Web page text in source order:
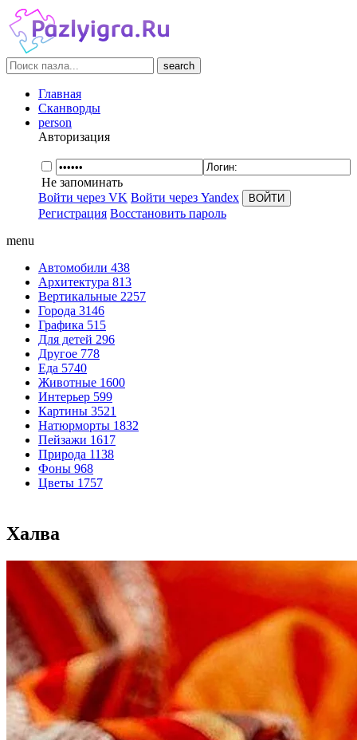
search
Главная
Сканворды
person
Авторизация
Не запоминать
Войти через VK Войти через Yandex
Регистрация Восстановить пароль
menu
Автомобили 438
Архитектура 813
Вертикальные 2257
Города 3146
Графика 515
Для детей 296
Другое 778
Еда 5740
Животные 1600
Интерьер 599
Картины 3521
Натюрморты 1832
Пейзажи 1617
Природа 1138
Фоны 968
Цветы 1757
Халва